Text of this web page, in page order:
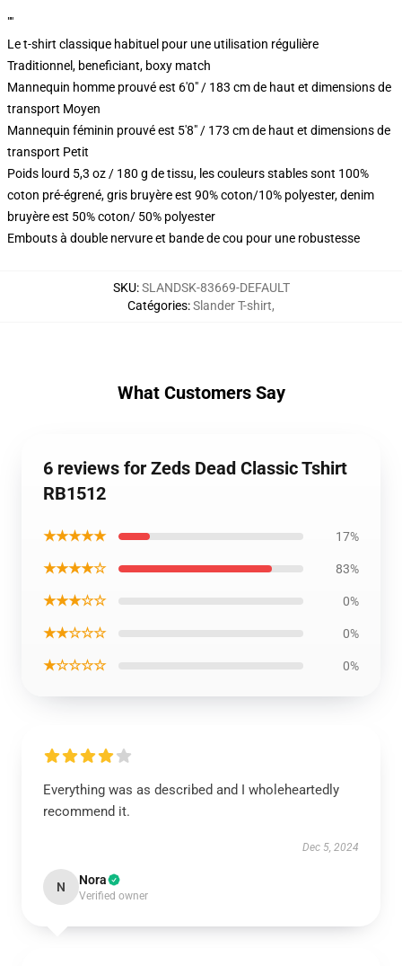
""
Le t-shirt classique habituel pour une utilisation régulière
Traditionnel, beneficiant, boxy match
Mannequin homme prouvé est 6'0" / 183 cm de haut et dimensions de
transport Moyen
Mannequin féminin prouvé est 5'8" / 173 cm de haut et dimensions de
transport Petit
Poids lourd 5,3 oz / 180 g de tissu, les couleurs stables sont 100%
coton pré-égrené, gris bruyère est 90% coton/10% polyester, denim
bruyère est 50% coton/ 50% polyester
Embouts à double nervure et bande de cou pour une robustesse
SKU:SLANDSK-83669-DEFAULT
Catégories:Slander T-shirt,
What Customers Say
6 reviews for Zeds Dead Classic Tshirt
RB1512
★★★★★ 17%
★★★★☆ 83%
★★★☆☆ 0%
★★☆☆☆ 0%
★☆☆☆☆ 0%
Everything was as described and I wholeheartedly
recommend it.
Dec 5, 2024
N Nora
Verified owner